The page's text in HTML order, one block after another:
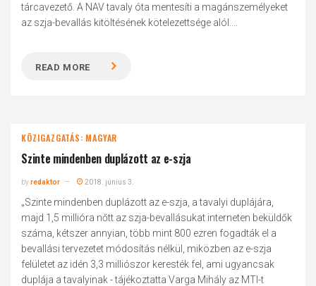
tárcavezető. A NAV tavaly óta mentesíti a magánszemélyeket
az szja-bevallás kitöltésének kötelezettsége alól....
READ MORE
KÖZIGAZGATÁS: MAGYAR
Szinte mindenben duplázott az e-szja
byredaktor 2018. június 3.
„Szinte mindenben duplázott az e-szja, a tavalyi duplájára,
majd 1,5 millióra nőtt az szja-bevallásukat interneten beküldők
száma, kétszer annyian, több mint 800 ezren fogadták el a
bevallási tervezetet módosítás nélkül, miközben az e-szja
felületet az idén 3,3 milliószor keresték fel, ami ugyancsak
duplája a tavalyinak - tájékoztatta Varga Mihály az MTI-t